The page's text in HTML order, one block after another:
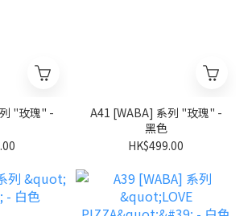
A41 [WABA] 系列 "玫瑰" -
黑色
HK$499.00